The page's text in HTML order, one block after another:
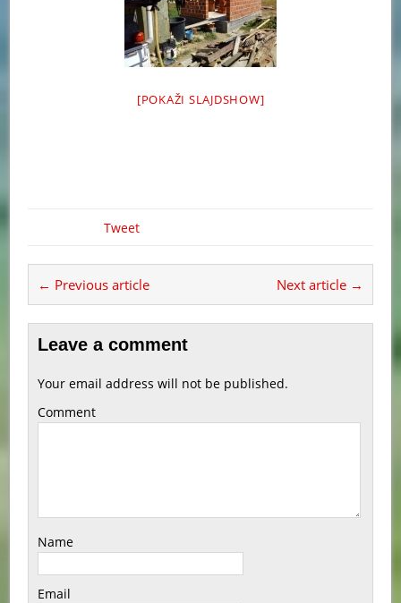
[POKAŽI SLAJDSHOW]
Tweet
← Previous article Next article →
Leave a comment
Your email address will not be published.
Comment
Name
Email